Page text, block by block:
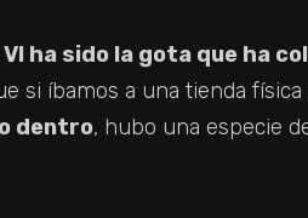
VI ha sido la gota que ha
si íbamos a una tienda
dentro, hubo una especie